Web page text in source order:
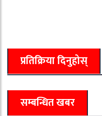
प्रतिक्रिया दिनुहोस्
सम्बन्धित खबर